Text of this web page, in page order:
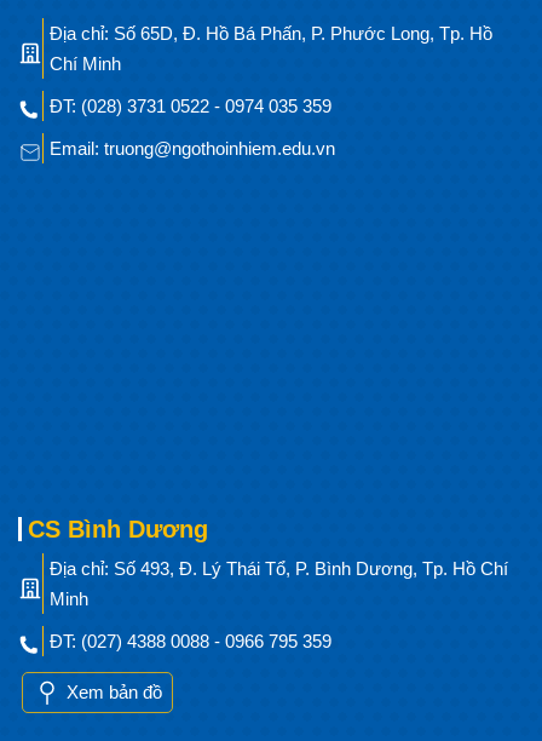
Địa chỉ: Số 65D, Đ. Hồ Bá Phấn, P. Phước Long, Tp. Hồ
Chí Minh
ĐT: (028) 3731 0522 - 0974 035 359
Email: truong@ngothoinhiem.edu.vn
CS Bình Dương
Địa chỉ: Số 493, Đ. Lý Thái Tổ, P. Bình Dương, Tp. Hồ Chí
Minh
ĐT: (027) 4388 0088 - 0966 795 359
Xem bản đồ